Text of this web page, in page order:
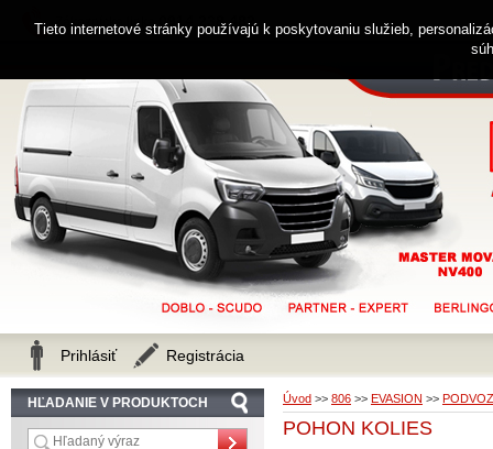
Úvod >> 806 >> EVASION >>
POHON KOLIES
HĽADANIE V PRODUKTOCH
Zákaznícka linka 0914 238 482
Prihlásiť Registrácia
Tieto internetové stránky používajú k poskytovaniu služieb,